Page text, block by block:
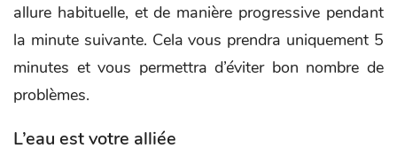
allure habituelle, et de manière progressive pendant
la minute suivante. Cela vous prendra uniquement 5
minutes et vous permettra d’éviter bon nombre de
problèmes.
L’eau est votre alliée